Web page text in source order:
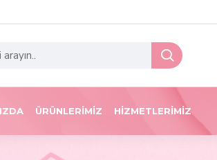
ÜRÜNLERIMIZ HIZMETLERIMIZ